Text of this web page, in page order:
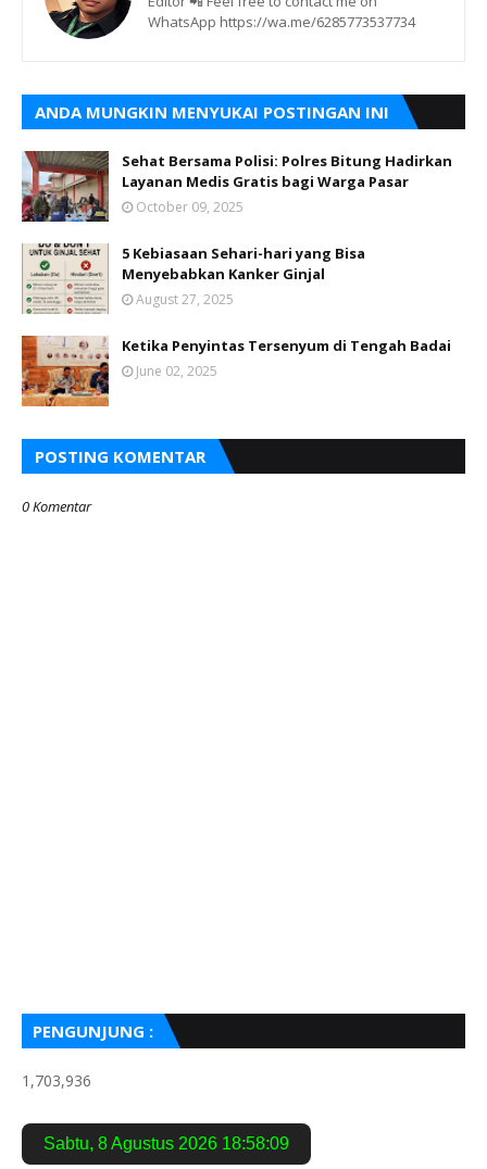
WhatsApp https://wa.me/6285773537734
ANDA MUNGKIN MENYUKAI POSTINGAN INI
Sehat Bersama Polisi: Polres Bitung Hadirkan
Layanan Medis Gratis bagi Warga Pasar
October 09, 2025
5 Kebiasaan Sehari-hari yang Bisa
Menyebabkan Kanker Ginjal
August 27, 2025
Ketika Penyintas Tersenyum di Tengah Badai
June 02, 2025
POSTING KOMENTAR
0 Komentar
PENGUNJUNG :
1,703,936
Sabtu, 8 Agustus 2026 18:58:10